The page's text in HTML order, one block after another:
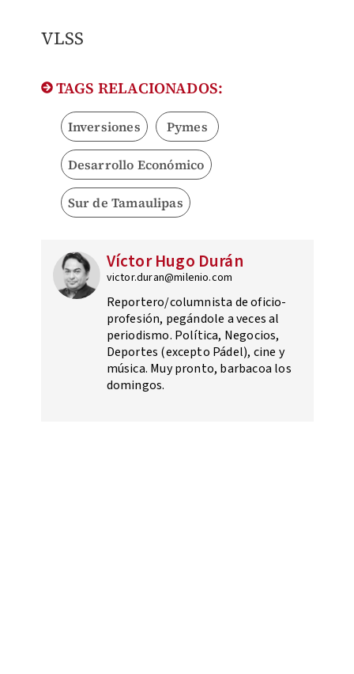
VLSS
TAGS RELACIONADOS:
Inversiones Pymes
Desarrollo Económico
Sur de Tamaulipas
Víctor Hugo Durán
victor.duran@milenio.com
Reportero/columnista de oficio-
profesión, pegándole a veces al
periodismo. Política, Negocios,
Deportes (excepto Pádel), cine y
música. Muy pronto, barbacoa los
domingos.